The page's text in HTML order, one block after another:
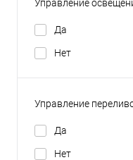
Управление
Да
Нет
Управление
Да
Нет